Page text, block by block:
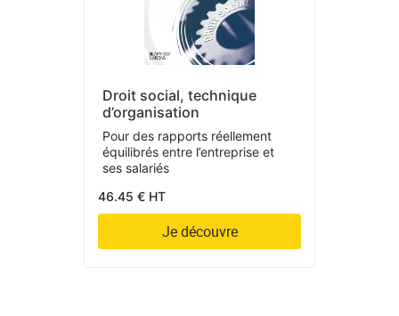
Droit social, technique
d’organisation
Pour des rapports réellement
équilibrés entre l’entreprise et
ses salariés
46.45 € HT
Je découvre